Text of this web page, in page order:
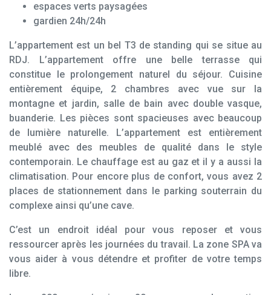
espaces verts paysagées
gardien 24h/24h
L’appartement est un bel T3 de standing qui se situe au
RDJ. L’appartement offre une belle terrasse qui
constitue le prolongement naturel du séjour. Cuisine
entièrement équipe, 2 chambres avec vue sur la
montagne et jardin, salle de bain avec double vasque,
buanderie. Les pièces sont spacieuses avec beaucoup
de lumière naturelle. L’appartement est entièrement
meublé avec des meubles de qualité dans le style
contemporain. Le chauffage est au gaz et il y a aussi la
climatisation. Pour encore plus de confort, vous avez 2
places de stationnement dans le parking souterrain du
complexe ainsi qu’une cave.
C’est un endroit idéal pour vous reposer et vous
ressourcer après les journées du travail. La zone SPA va
vous aider à vous détendre et profiter de votre temps
libre.